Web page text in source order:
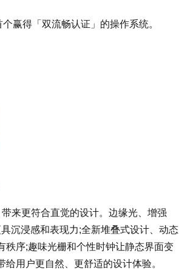
赢得「双流畅认证」的操作系统。
来更符合直觉的设计。边缘光、增强
沉浸感和表现力;全新堆叠式设计、动态
秩序;趣味光栅和个性时钟让静态界面变
用户更自然、更舒适的设计体验。